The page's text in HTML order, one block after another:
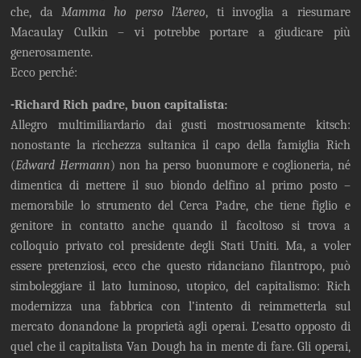
che, daMamma ho perso l’Aereo, ti invoglia a riesumare
Macaulay Culkin – vi potrebbe portare a giudicare più
generosamente.
Ecco perché:
-Richard Rich padre, buon capitalista:
Allegro multimiliardario dai gusti mostruosamente kitsch:
nonostante la ricchezza sultanica il capo della famiglia Rich
(Edward Hermann) non ha perso buonumore e coglioneria, né
dimentica di mettere il suo biondo delfino al primo posto –
memorabile lo strumento del Cerca Padre, che tiene figlio e
genitore in contatto anche quando il facoltoso si trova a
colloquio privato col presidente degli Stati Uniti. Ma, a voler
essere pretenziosi, ecco che questo ridanciano filantropo, può
simboleggiare il lato luminoso, utopico, del capitalismo: Rich
modernizza una fabbrica con l’intento di reimmetterla sul
mercato donandone la proprietà agli operai. L’esatto opposto di
quel che il capitalista Van Dough ha in mente di fare. Gli operai,